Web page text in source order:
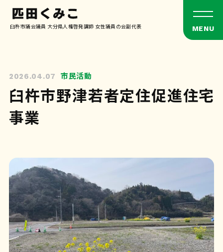
臼杵市議会議員 大分県人権啓発講師 女性議員の会副代表
2026.04.07 市民活動
臼杵市野津若者定住促進住宅
事業